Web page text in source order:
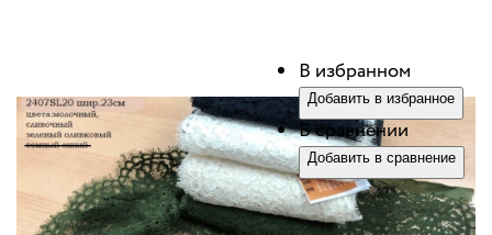
В избранном
Добавить в избранное
В сравнении
Добавить в сравнение